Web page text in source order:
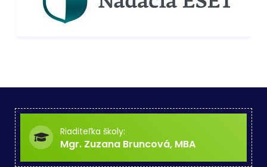
Riaditeľka školy:
Mgr. Zuzana Bruncová, MBA